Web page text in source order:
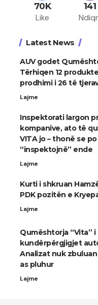
70K
Like
141
Latest News
AUV godet
Tërhiqen 12
prodhimi i 26 të
Lajme
Inspektorati largon
kompanive, ato të
VITA jo – thonë se po
“inspektojnë” ende
Lajme
Kurti i shkruan
PDK pozitën e
Lajme
Qumështorja “Vita” i
kundërpërgjigjet
Analizat nuk zbuluan
as pluhur
Lajme